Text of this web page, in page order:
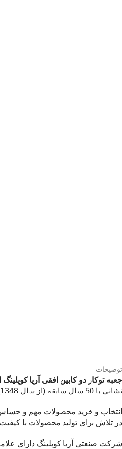
توضیحات
جعبه توکار دو کابین افقی آریا
نشانی با 50 سال سابقه (از سال 1348)، فعالیت می کنند. مدیران این مجموعه قبل از تاسیس کارخانه، در زمینه ی تولید و طراحی قالب های صنعتی فعالیت داشتند.
انتخاب و خرید محصولات مهم و
در تلاش برای تولید محصولات با
شرکت صنعتی آریا کوپلینگ دارای